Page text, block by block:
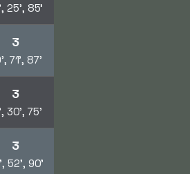
25', 85'
3
71', 87'
3
30', 75'
3
52', 90'